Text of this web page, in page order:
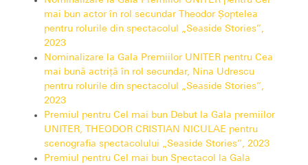
mai bun actor în rol secundar Theodor Șoptelea
pentru rolurile din spectacolul „Seaside Stories”,
2023
Nominalizare la Gala Premiilor UNITER pentru Cea
mai bună actriţă în rol secundar, Nina Udrescu
pentru rolurile din spectacolul „Seaside Stories”,
2023
Premiul pentru Cel mai bun Debut la Gala premiilor
UNITER, THEODOR CRISTIAN NICULAE pentru
scenografia spectacolului „Seaside Stories”, 2023
Premiul pentru Cel mai bun Spectacol la Gala